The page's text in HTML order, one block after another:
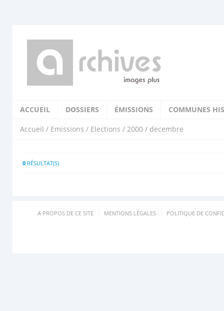
ACCUEIL DOSSIERS ÉMISSIONS COMMUNES
Accueil / Emissions / Elections / 2000 / decembre
0 RÉSULTAT(S)
A PROPOS DE CE SITE MENTIONS LÉGALES POLITIQUE DE